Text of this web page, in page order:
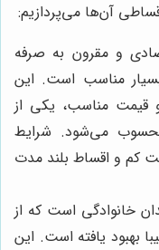
آن‌ها می‌پردازیم:
و مقرون به صرفه
مناسب است. این
مناسب، یکی از
می‌شود. شرایط
کم و اقساط بلند مدت
خانوادگی است که از
بهبود یافته است. این